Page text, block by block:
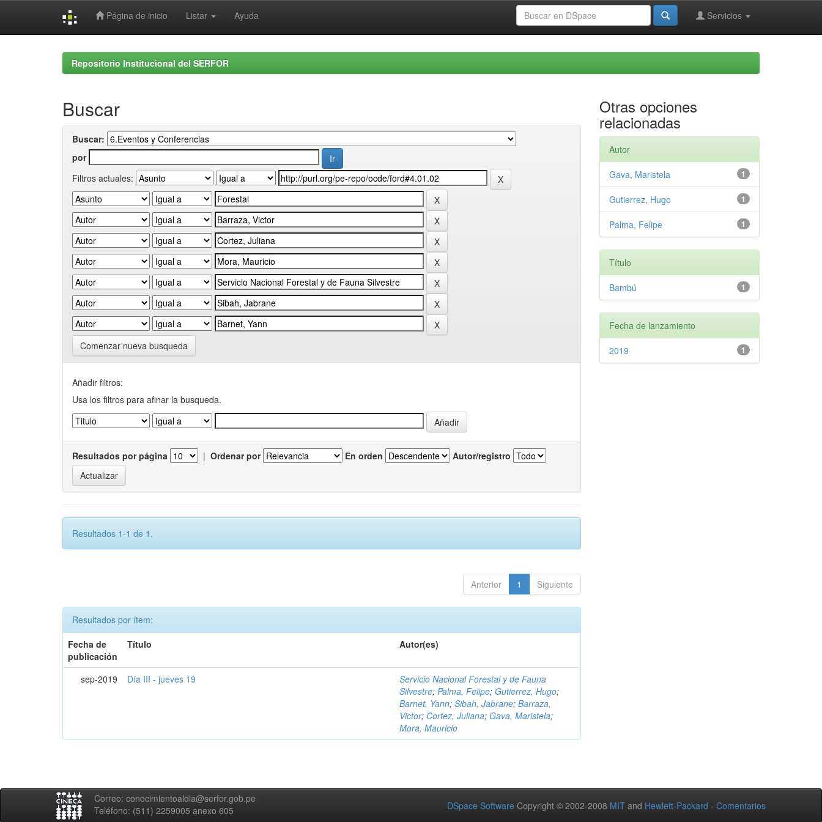
Página de inicio Listar Ayuda Servicios
Repositorio Institucional del SERFOR
Buscar
Buscar:
por
Filtros actuales:
Comenzar nueva busqueda
Añadir filtros:
Usa los filtros para afinar la busqueda.
Resultados por página | Ordenar por En orden Autor/registro
Resultados 1-1 de 1.
Anterior 1 Siguiente
Resultados por ítem:
Fecha de
publicación
Título Autor(es)
sep-2019 Día III - jueves 19
Servicio Nacional Forestal y de Fauna
Silvestre;Palma, Felipe; Gutierrez, Hugo;
Barnet, Yann;Sibah, Jabrane;Barraza,
Victor; Cortez, Juliana; Gava, Maristela;
Mora, Mauricio
Otras opciones
relacionadas
Autor
1
Gava, Maristela
1
Gutierrez, Hugo
1
Palma, Felipe
Título
1
Bambú
Fecha de lanzamiento
1
2019
Correo: conocimientoaldia@serfor.gob.pe
Teléfono: (511) 2259005 anexo 605
DSpace Software Copyright © 2002-2008 MIT and Hewlett-Packard - Comentarios